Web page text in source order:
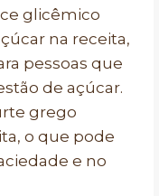
glicêmico
na receita,
pessoas que
de açúcar.
grego
o que pode
e no